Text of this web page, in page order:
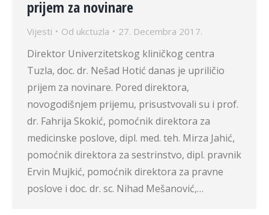
prijem za novinare
Vijesti Od ukctuzla 27. Decembra 2017.
Direktor Univerzitetskog kliničkog centra
Tuzla, doc. dr. Nešad Hotić danas je upriličio
prijem za novinare. Pored direktora,
novogodišnjem prijemu, prisustvovali su i prof.
dr. Fahrija Skokić, pomoćnik direktora za
medicinske poslove, dipl. med. teh. Mirza Jahić,
pomoćnik direktora za sestrinstvo, dipl. pravnik
Ervin Mujkić, pomoćnik direktora za pravne
poslove i doc. dr. sc. Nihad Mešanović,…